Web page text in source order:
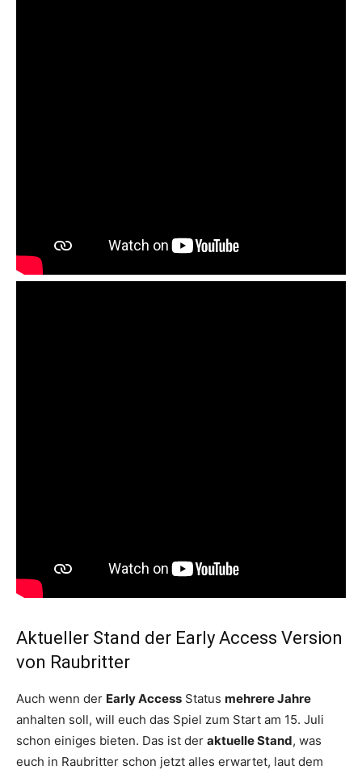
Aktueller Stand der Early Access Version
von Raubritter
Auch wenn der Early Access Status mehrere Jahre
anhalten soll, will euch das Spiel zum Start am 15. Juli
schon einiges bieten. Das ist der aktuelle Stand, was
euch in Raubritter schon jetzt alles erwartet, laut dem